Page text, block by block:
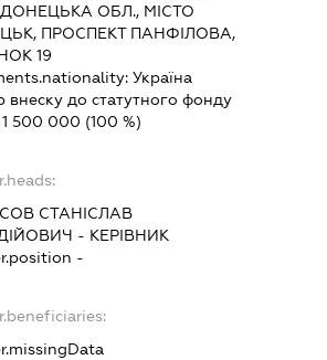
ДОНЕЦЬКА ОБЛ., МІСТО
ПРОСПЕКТ ПАНФІЛОВА,
19
Україна
внеску до статутного фонду
1 500 000 (100 %)
СТАНІСЛАВ
- КЕРІВНИК
-